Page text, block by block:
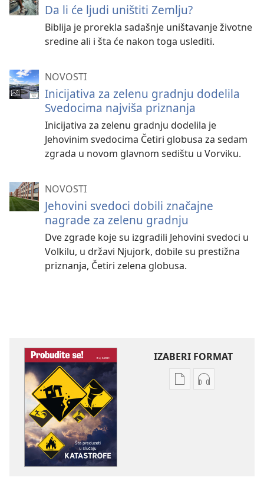
Da li će ljudi uništiti Zemlju?
Biblija je prorekla sadašnje uništavanje životne
sredine ali i šta će nakon toga uslediti.
NOVOSTI
Inicijativa za zelenu gradnju dodelila
Svedocima najviša priznanja
Inicijativa za zelenu gradnju dodelila je
Jehovinim svedocima Četiri globusa za sedam
zgrada u novom glavnom sedištu u Vorviku.
NOVOSTI
Jehovini svedoci dobili značajne
nagrade za zelenu gradnju
Dve zgrade koje su izgradili Jehovini svedoci u
Volkilu, u državi Njujork, dobile su prestižna
priznanja, Četiri zelena globusa.
IZABERI FORMAT
FormatiFormati